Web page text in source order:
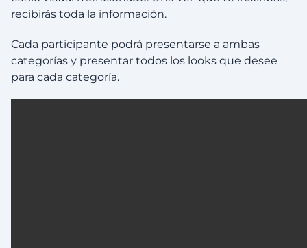
recibirás toda la información.
Cada participante podrá presentarse a ambas
categorías y presentar todos los looks que desee
para cada categoría.